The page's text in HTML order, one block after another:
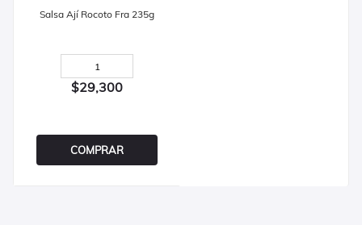
Salsa Ají Rocoto Fra 235g
$29,300
COMPRAR